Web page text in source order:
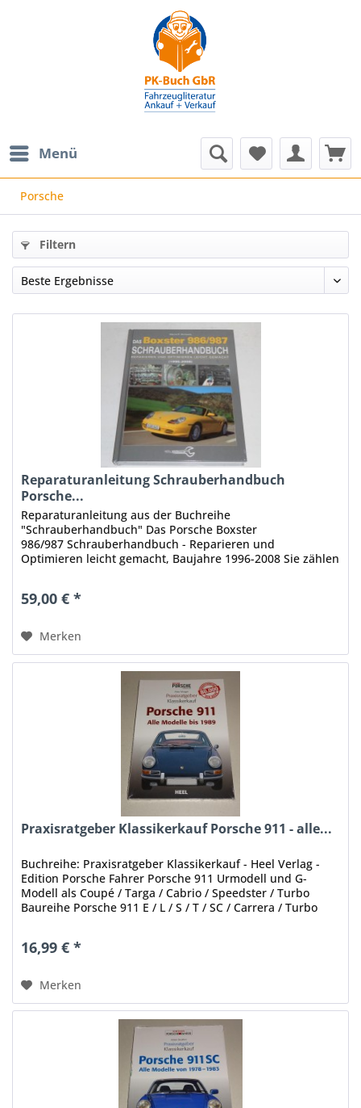
Menü
Porsche
Filtern
Reparaturanleitung Schrauberhandbuch
Porsche...
Reparaturanleitung aus der Buchreihe
"Schrauberhandbuch" Das Porsche Boxster
986/987 Schrauberhandbuch - Reparieren und
Optimieren leicht gemacht, Baujahre 1996-2008 Sie zählen
59,00 € *
Merken
Praxisratgeber Klassikerkauf Porsche 911 - alle...
Buchreihe: Praxisratgeber Klassikerkauf - Heel Verlag -
Edition Porsche Fahrer Porsche 911 Urmodell und G-
Modell als Coupé / Targa / Cabrio / Speedster / Turbo
Baureihe Porsche 911 E / L / S / T / SC / Carrera / Turbo
16,99 € *
Merken